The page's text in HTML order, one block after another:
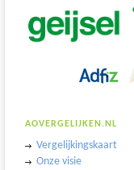
AOVERGELIJKEN.NL
Vergelijkingskaart
Onze visie